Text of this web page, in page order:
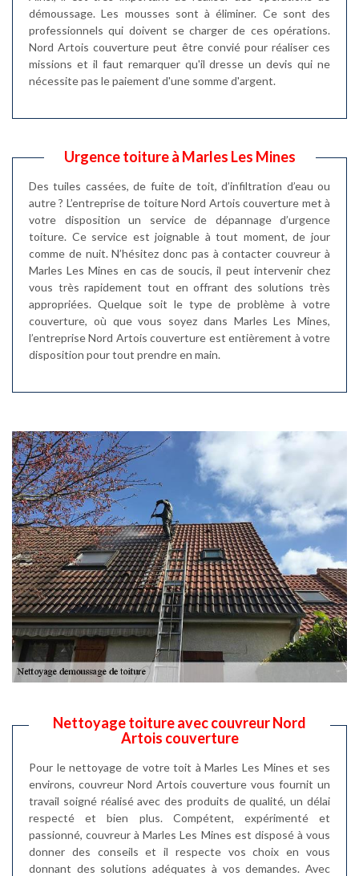
démoussage. Les mousses sont à éliminer. Ce sont des
professionnels qui doivent se charger de ces opérations.
Nord Artois couverture peut être convié pour réaliser ces
missions et il faut remarquer qu'il dresse un devis qui ne
nécessite pas le paiement d'une somme d'argent.
Urgence toiture à Marles Les Mines
Des tuiles cassées, de fuite de toit, d’infiltration d’eau ou
autre ? L’entreprise de toiture Nord Artois couverture met à
votre disposition un service de dépannage d’urgence
toiture. Ce service est joignable à tout moment, de jour
comme de nuit. N’hésitez donc pas à contacter couvreur à
Marles Les Mines en cas de soucis, il peut intervenir chez
vous très rapidement tout en offrant des solutions très
appropriées. Quelque soit le type de problème à votre
couverture, où que vous soyez dans Marles Les Mines,
l’entreprise Nord Artois couverture est entièrement à votre
disposition pour tout prendre en main.
Nettoyage toiture avec couvreur Nord
Artois couverture
Pour le nettoyage de votre toit à Marles Les Mines et ses
environs, couvreur Nord Artois couverture vous fournit un
travail soigné réalisé avec des produits de qualité, un délai
respecté et bien plus. Compétent, expérimenté et
passionné, couvreur à Marles Les Mines est disposé à vous
donner des conseils et il respecte vos choix en vous
donnant des solutions adéquates à vos demandes. Avec